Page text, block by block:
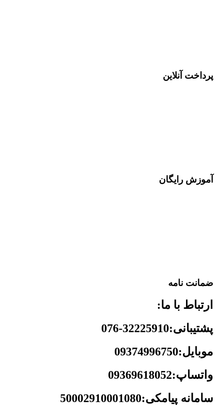
پرداخت آنلاین
آموزش رایگان
ضمانت نامه
ارتباط با ما:
پشتیبانی:32225910-076
موبایل:09374996750
واتساپ:09369618052
سامانه پیامکی:50002910001080